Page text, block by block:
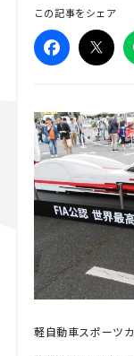
この記事をシェア
軽自動車スポーツ
Series
スズキ ジムニー
マツダ ロードス